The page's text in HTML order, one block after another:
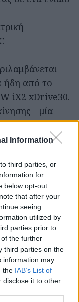
Information
third parties, or
for
below opt-out
that after your
seeing
utilized by
parties prior to
the further
third parties on the
information may
the IAB’s List of
disclose it to other
ήδη από το
iX2 xDrive30.
- μία
– αποδίδουν
0 - 100 χλμ./
ταχύτητα 180
ενέργειας
kWh και
- 449 χλμ.
και η
επίσης στην